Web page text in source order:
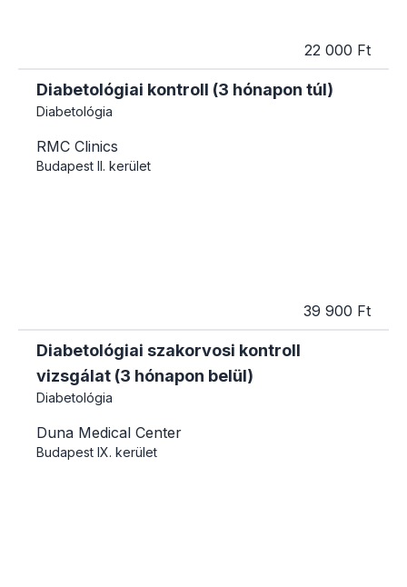
22 000 Ft
Diabetológiai kontroll (3 hónapon túl)
Diabetológia
RMC Clinics
Budapest II. kerület
39 900 Ft
Diabetológiai szakorvosi kontroll
vizsgálat (3 hónapon belül)
Diabetológia
Duna Medical Center
Budapest IX. kerület